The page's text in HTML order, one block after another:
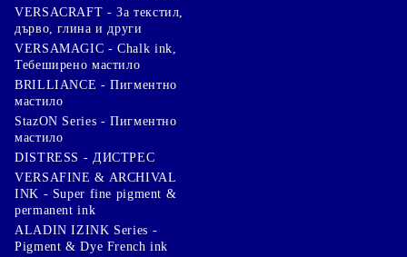
VERSACRAFT - За текстил,
дърво, глина и други
VERSAMAGIC - Chalk ink,
Тебеширено мастило
BRILLIANCE - Пигментно
мастило
StazON Series - Пигментно
мастило
DISTRESS - ДИСТРЕС
VERSAFINE & ARCHIVAL
INK - Super fine pigment &
permanent ink
ALADIN IZINK Series -
Pigment & Dye French ink